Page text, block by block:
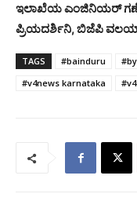
ಇಲಾಖೆಯ ಎಂಜಿನಿಯರ್
ಪ್ರಿಯದರ್ಶಿನಿ, ಬಿಜೆಪಿ
TAGS #bainduru
#v4news karnataka